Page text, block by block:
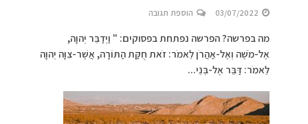
03/07/2022 הוספת תגובה
מה בפרשה? הפרשה נפתחת בפסוקים: " וַיְדַבֵּר יְהוָה,
אֶל-מֹשֶׁה וְאֶל-אַהֲרֹן לֵאמֹר: זֹאת חֻקַּת הַתּוֹרָה, אֲשֶׁר-צִוָּה יְהוָה
לֵאמֹר: דַּבֵּר אֶל-בְּנֵי...